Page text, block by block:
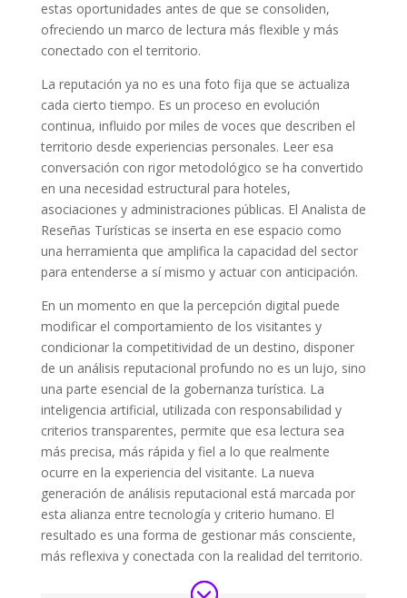
estas oportunidades antes de que se consoliden,
ofreciendo un marco de lectura más flexible y más
conectado con el territorio.
La reputación ya no es una foto fija que se actualiza
cada cierto tiempo. Es un proceso en evolución
continua, influido por miles de voces que describen el
territorio desde experiencias personales. Leer esa
conversación con rigor metodológico se ha convertido
en una necesidad estructural para hoteles,
asociaciones y administraciones públicas. El Analista de
Reseñas Turísticas se inserta en ese espacio como
una herramienta que amplifica la capacidad del sector
para entenderse a sí mismo y actuar con anticipación.
En un momento en que la percepción digital puede
modificar el comportamiento de los visitantes y
condicionar la competitividad de un destino, disponer
de un análisis reputacional profundo no es un lujo, sino
una parte esencial de la gobernanza turística. La
inteligencia artificial, utilizada con responsabilidad y
criterios transparentes, permite que esa lectura sea
más precisa, más rápida y fiel a lo que realmente
ocurre en la experiencia del visitante. La nueva
generación de análisis reputacional está marcada por
esta alianza entre tecnología y criterio humano. El
resultado es una forma de gestionar más consciente,
más reflexiva y conectada con la realidad del territorio.